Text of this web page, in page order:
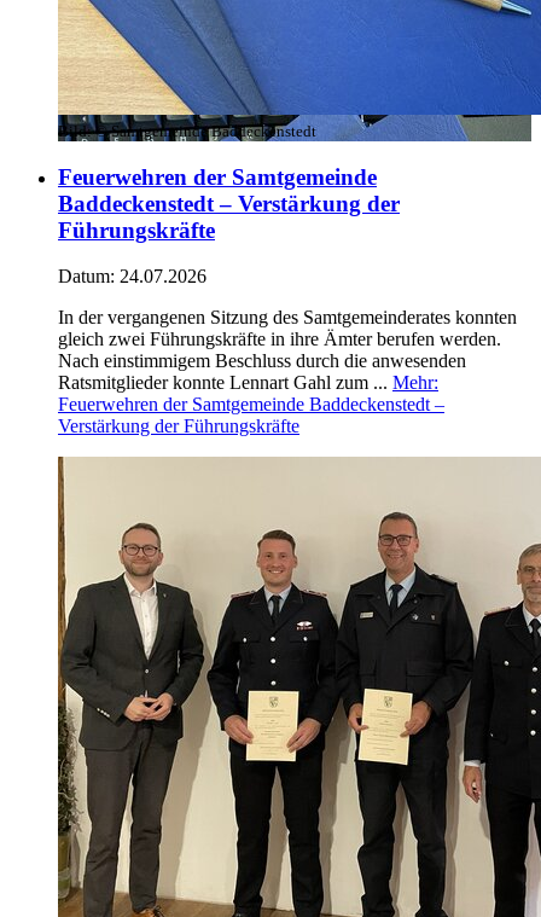
Bild:© Samtgemeinde Baddeckenstedt
Feuerwehren der Samtgemeinde
Baddeckenstedt – Verstärkung der
Führungskräfte
Datum: 24.07.2026
In der vergangenen Sitzung des Samtgemeinderates konnten
gleich zwei Führungskräfte in ihre Ämter berufen werden.
Nach einstimmigem Beschluss durch die anwesenden
Ratsmitglieder konnte Lennart Gahl zum ... Mehr:
Feuerwehren der Samtgemeinde Baddeckenstedt –
Verstärkung der Führungskräfte